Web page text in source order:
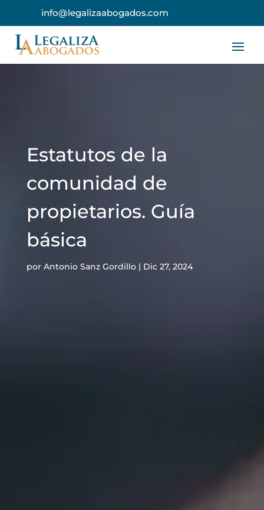
info@legalizaabogados.com
Estatutos de la
comunidad de
propietarios. Guía
básica
por Antonio Sanz Gordillo| Dic 27, 2024